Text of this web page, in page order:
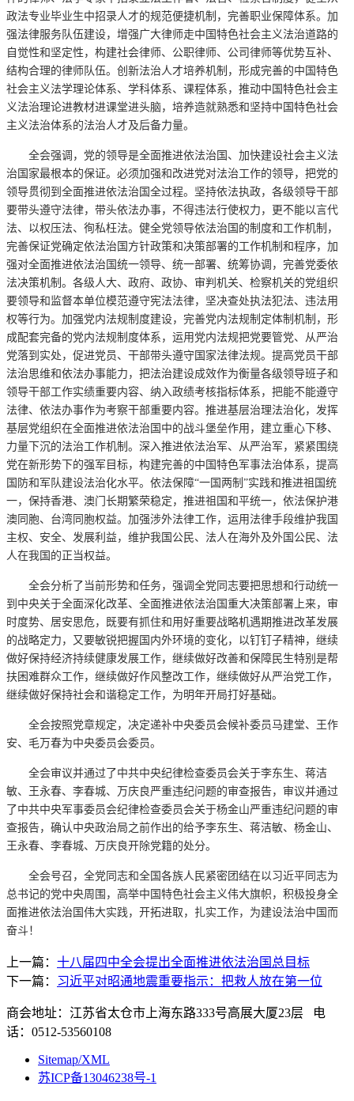
政法专业毕业生中招录人才的规范便捷机制，完善职业保障体系。加
强法律服务队伍建设，增强广大律师走中国特色社会主义法治道路的
自觉性和坚定性，构建社会律师、公职律师、公司律师等优势互补、
结构合理的律师队伍。创新法治人才培养机制，形成完善的中国特色
社会主义法学理论体系、学科体系、课程体系，推动中国特色社会主
义法治理论进教材进课堂进头脑，培养造就熟悉和坚持中国特色社会
主义法治体系的法治人才及后备力量。
全会强调，党的领导是全面推进依法治国、加快建设社会主义法
治国家最根本的保证。必须加强和改进党对法治工作的领导，把党的
领导贯彻到全面推进依法治国全过程。坚持依法执政，各级领导干部
要带头遵守法律，带头依法办事，不得违法行使权力，更不能以言代
法、以权压法、徇私枉法。健全党领导依法治国的制度和工作机制，
完善保证党确定依法治国方针政策和决策部署的工作机制和程序，加
强对全面推进依法治国统一领导、统一部署、统筹协调，完善党委依
法决策机制。各级人大、政府、政协、审判机关、检察机关的党组织
要领导和监督本单位模范遵守宪法法律，坚决查处执法犯法、违法用
权等行为。加强党内法规制度建设，完善党内法规制定体制机制，形
成配套完备的党内法规制度体系，运用党内法规把党要管党、从严治
党落到实处，促进党员、干部带头遵守国家法律法规。提高党员干部
法治思维和依法办事能力，把法治建设成效作为衡量各级领导班子和
领导干部工作实绩重要内容、纳入政绩考核指标体系，把能不能遵守
法律、依法办事作为考察干部重要内容。推进基层治理法治化，发挥
基层党组织在全面推进依法治国中的战斗堡垒作用，建立重心下移、
力量下沉的法治工作机制。深入推进依法治军、从严治军，紧紧围绕
党在新形势下的强军目标，构建完善的中国特色军事法治体系，提高
国防和军队建设法治化水平。依法保障“一国两制”实践和推进祖国统
一，保持香港、澳门长期繁荣稳定，推进祖国和平统一，依法保护港
澳同胞、台湾同胞权益。加强涉外法律工作，运用法律手段维护我国
主权、安全、发展利益，维护我国公民、法人在海外及外国公民、法
人在我国的正当权益。
全会分析了当前形势和任务，强调全党同志要把思想和行动统一
到中央关于全面深化改革、全面推进依法治国重大决策部署上来，审
时度势、居安思危，既要有抓住和用好重要战略机遇期推进改革发展
的战略定力，又要敏锐把握国内外环境的变化，以钉钉子精神，继续
做好保持经济持续健康发展工作，继续做好改善和保障民生特别是帮
扶困难群众工作，继续做好作风整改工作，继续做好从严治党工作，
继续做好保持社会和谐稳定工作，为明年开局打好基础。
全会按照党章规定，决定递补中央委员会候补委员马建堂、王作
安、毛万春为中央委员会委员。
全会审议并通过了中共中央纪律检查委员会关于李东生、蒋洁
敏、王永春、李春城、万庆良严重违纪问题的审查报告，审议并通过
了中共中央军事委员会纪律检查委员会关于杨金山严重违纪问题的审
查报告，确认中央政治局之前作出的给予李东生、蒋洁敏、杨金山、
王永春、李春城、万庆良开除党籍的处分。
全会号召，全党同志和全国各族人民紧密团结在以习近平同志为
总书记的党中央周围，高举中国特色社会主义伟大旗帜，积极投身全
面推进依法治国伟大实践，开拓进取，扎实工作，为建设法治中国而
奋斗！
上一篇： 十八届四中全会提出全面推进依法治国总目标
下一篇： 习近平对昭通地震重要指示：把救人放在第一位
商会地址：江苏省太仓市上海东路333号高展大厦23层 电
话：0512-53560108
Sitemap/XML
苏ICP备13046238号-1